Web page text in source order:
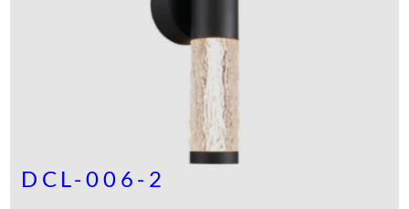
DCL-006-2